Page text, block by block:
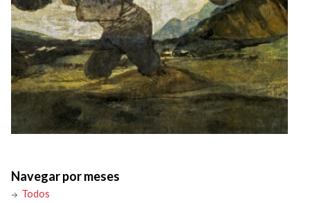
Navegar por meses
Todos